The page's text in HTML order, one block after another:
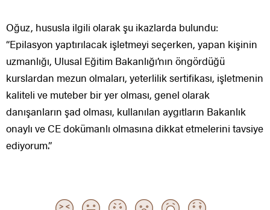
Oğuz, hususla ilgili olarak şu ikazlarda bulundu:
“Epilasyon yaptırılacak işletmeyi seçerken, yapan kişinin
uzmanlığı, Ulusal Eğitim Bakanlığı’nın öngördüğü
kurslardan mezun olmaları, yeterlilik sertifikası, işletmenin
kaliteli ve muteber bir yer olması, genel olarak
danışanların şad olması, kullanılan aygıtların Bakanlık
onaylı ve CE dokümanlı olmasına dikkat etmelerini tavsiye
ediyorum.”